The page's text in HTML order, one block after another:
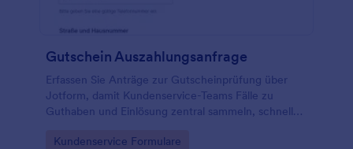
Gutschein Auszahlungsanfrage
Erfassen Sie Anträge zur Gutscheinprüfung über
Jotform, damit Kundenservice-Teams Fälle zu
Guthaben und Einlösung zentral sammeln, schneller
Go to Category:
Kundenservice Formulare